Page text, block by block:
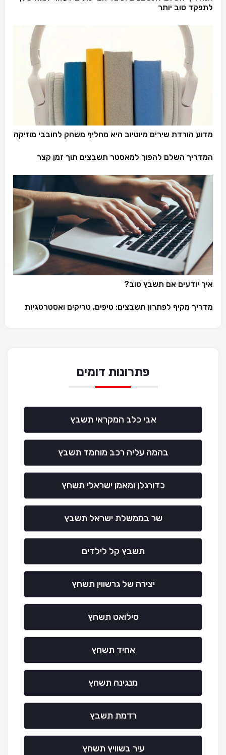
לתפקד טוב יותר
מדוע הורדת שירים מיוטיוב היא מחליף משחק לחובבי מוזיקה
המדריך השלם להפוך למאסטר תשבצים תוך זמן קצר
איך יודעים אם תשבץ טוב?
מדריך מקיף לפתרון תשבצים: טיפים, טריקים ואסטרטגיות
פתרונות דומים
אבי כלב המקראי תשבץ
בהמה עליה רכב מוחמד תשבץ
כדורגלן ומאמן ישראלי תשחץ
שר בממשלת ישראל תשבץ
תשבץ קל לילדים
יצירה של גרשווין תשחץ
סילואט תשחץ
אחיד תשחץ
מנגינה תשחץ
רדמת תשבץ
עיר בשוויץ תשחץ